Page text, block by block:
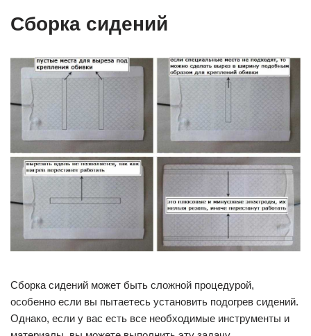
Сборка сидений
Сборка сидений может быть сложной процедурой,
особенно если вы пытаетесь установить подогрев сидений.
Однако, если у вас есть все необходимые инструменты и